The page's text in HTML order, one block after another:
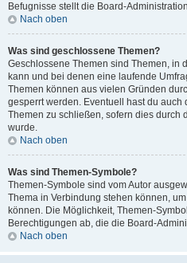
Befugnisse stellt die Board-
Nach oben
Was sind geschlossene Themen?
Geschlossene Themen sind Themen, in
kann und bei denen eine laufende
Themen können aus vielen Gründen
gesperrt werden. Eventuell hast du
Themen zu schließen, sofern dies durch
wurde.
Nach oben
Was sind Themen-Symbole?
Themen-Symbole sind vom Autor
Thema in Verbindung stehen können,
können. Die Möglichkeit, Themen-
Berechtigungen ab, die die Board-
Nach oben